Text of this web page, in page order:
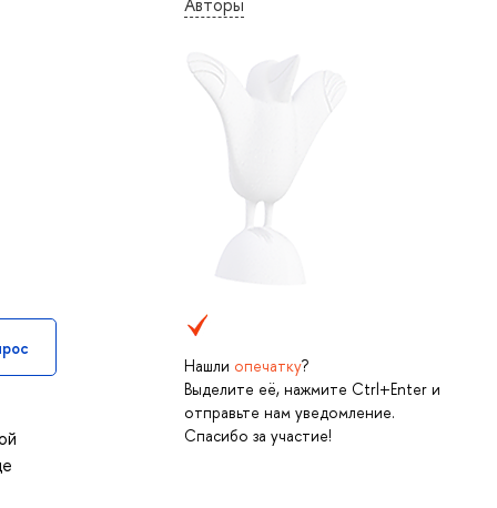
Нашли опечатку?
Выделите её, нажмите Ctrl+Enter и
отправьте нам уведомление.
Спасибо за участие!